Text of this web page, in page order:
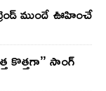
ముందే ఊహించే
కొత్తగా” సాంగ్